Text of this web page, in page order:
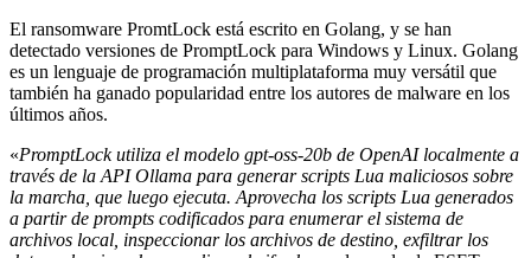
El ransomware PromtLock está escrito en Golang, y se han
detectado versiones de PromptLock para Windows y Linux. Golang
es un lenguaje de programación multiplataforma muy versátil que
también ha ganado popularidad entre los autores de malware en los
últimos años.
«PromptLock utiliza el modelo gpt-oss-20b de OpenAI localmente a
través de la API Ollama para generar scripts Lua maliciosos sobre
la marcha, que luego ejecuta. Aprovecha los scripts Lua generados
a partir de prompts codificados para enumerar el sistema de
archivos local, inspeccionar los archivos de destino, exfiltrar los